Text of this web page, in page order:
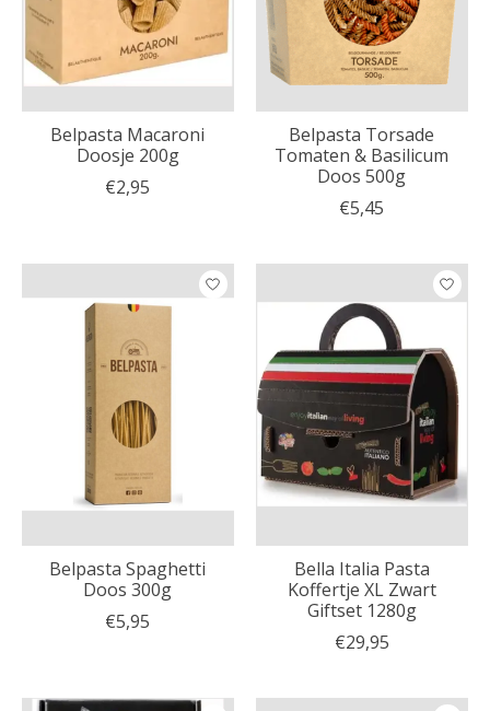
Belpasta Macaroni
Doosje 200g
€2,95
Belpasta Torsade
Tomaten & Basilicum
Doos 500g
€5,45
Belpasta Spaghetti
Doos 300g
€5,95
Bella Italia Pasta
Koffertje XL Zwart
Giftset 1280g
€29,95